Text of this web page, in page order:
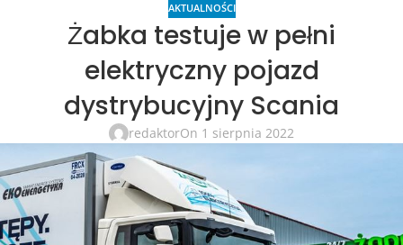
AKTUALNOŚCI
Żabka testuje w pełni
elektryczny pojazd
dystrybucyjny Scania
redaktorOn 1 sierpnia 2022